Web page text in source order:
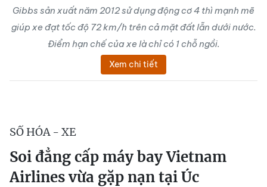
Gibbs sản xuất năm 2012 sử dụng động cơ 4 thì mạnh mẽ
giúp xe đạt tốc độ 72 km/h trên cả mặt đất lẫn dưới nước.
Điểm hạn chế của xe là chỉ có 1 chỗ ngồi.
Xem chi tiết
SỐ HÓA - XE
Soi đẳng cấp máy bay Vietnam
Airlines vừa gặp nạn tại Úc